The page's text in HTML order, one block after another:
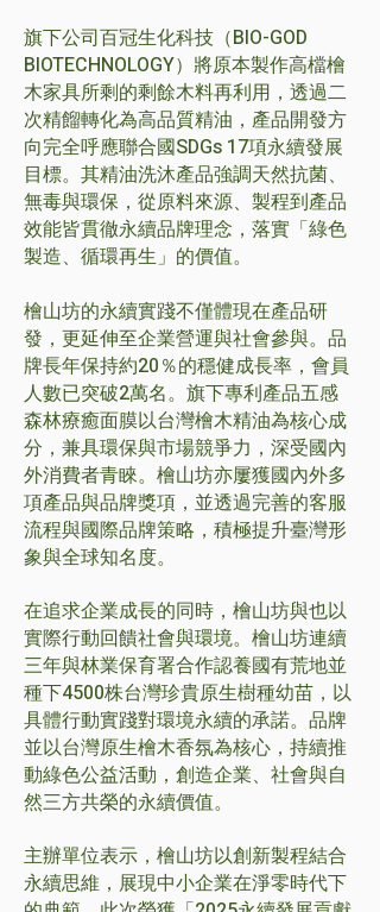
旗下公司百冠生化科技（BIO-GOD
BIOTECHNOLOGY）將原本製作高檔檜
木家具所剩的剩餘木料再利用，透過二
次精餾轉化為高品質精油，產品開發方
向完全呼應聯合國SDGs 17項永續發展
目標。其精油洗沐產品強調天然抗菌、
無毒與環保，從原料來源、製程到產品
效能皆貫徹永續品牌理念，落實「綠色
製造、循環再生」的價值。
檜山坊的永續實踐不僅體現在產品研
發，更延伸至企業營運與社會參與。品
牌長年保持約20％的穩健成長率，會員
人數已突破2萬名。旗下專利產品五感
森林療癒面膜以台灣檜木精油為核心成
分，兼具環保與市場競爭力，深受國內
外消費者青睞。檜山坊亦屢獲國內外多
項產品與品牌獎項，並透過完善的客服
流程與國際品牌策略，積極提升臺灣形
象與全球知名度。
在追求企業成長的同時，檜山坊與也以
實際行動回饋社會與環境。檜山坊連續
三年與林業保育署合作認養國有荒地並
種下4500株台灣珍貴原生樹種幼苗，以
具體行動實踐對環境永續的承諾。品牌
並以台灣原生檜木香氛為核心，持續推
動綠色公益活動，創造企業、社會與自
然三方共榮的永續價值。
主辦單位表示，檜山坊以創新製程結合
永續思維，展現中小企業在淨零時代下